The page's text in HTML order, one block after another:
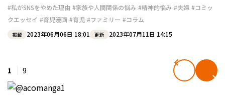
#私がSNSをやめた理由 #家族や人間関係の悩み #精神的悩み #夫婦 #コミッ
クエッセイ #育児漫画 #育児 #ファミリー #コラム
掲載 2023年06月06日 18:01 更新 2023年07月11日 14:15
1 9